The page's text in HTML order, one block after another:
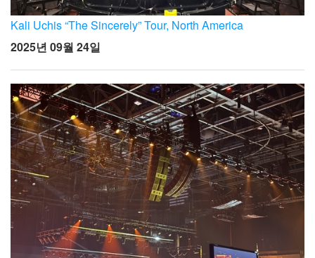
Kali Uchis “The Sincerely” Tour, North America
2025년 09월 24일